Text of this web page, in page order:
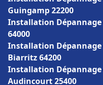
Guingamp 22200
Installation Dépannage
64000
Installation
Biarritz 64200
Installation
Audincourt 25400